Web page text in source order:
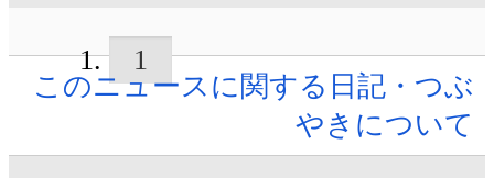
1
このニュースに関する日記・つぶ
やきについて